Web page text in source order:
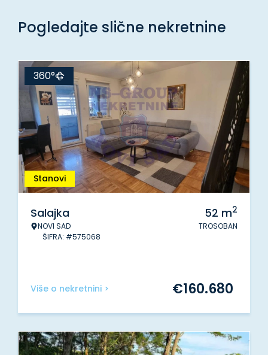
Pogledajte slične nekretnine
Stanovi
360°
Salajka
NOVI SAD
ŠIFRA: #575068
52 m2
TROSOBAN
Više o nekretnini > €160.680